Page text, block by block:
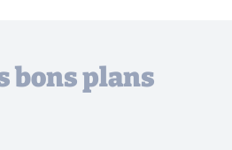
bons plans